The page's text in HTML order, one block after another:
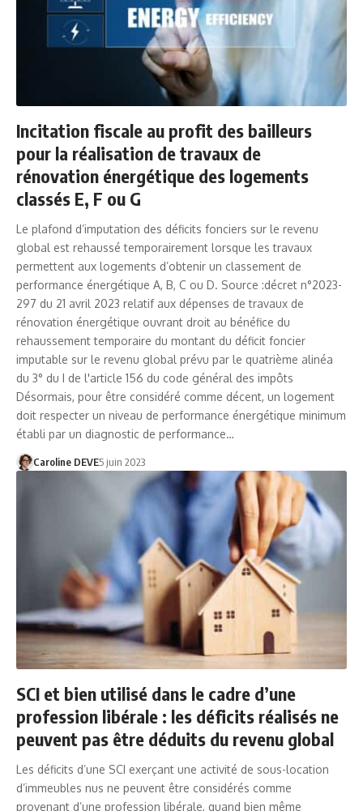
Incitation fiscale au profit des bailleurs
pour la réalisation de travaux de
rénovation énergétique des logements
classés E, F ou G
Le plafond d’imputation des déficits fonciers sur le revenu
global est rehaussé temporairement lorsque les travaux
permettent aux logements d’obtenir un classement de
performance énergétique A, B, C ou D. Source :décret n°2023-
297 du 21 avril 2023 relatif aux dépenses de travaux de
rénovation énergétique ouvrant droit au bénéfice du
rehaussement temporaire du montant du déficit foncier
imputable sur le revenu global prévu par le quatrième alinéa
du 3° du I de l'article 156 du code général des impôts
Désormais, pour être considéré comme décent, un logement
doit respecter un niveau de performance énergétique minimum
établi par un diagnostic de performance…
Caroline DEVE5 juin 2023
SCI et bien utilisé dans le cadre d’une
profession libérale : les déficits réalisés ne
peuvent pas être déduits du revenu global
Les déficits d’une SCI exerçant une activité de sous-location
d’immeubles nus ne peuvent être considérés comme
provenant d’une profession libérale, quand bien même